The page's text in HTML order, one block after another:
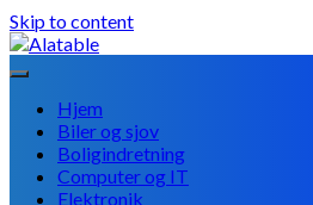
Skip to content
Hjem
Biler og sjov
Boligindretning
Computer og IT
Elektronik